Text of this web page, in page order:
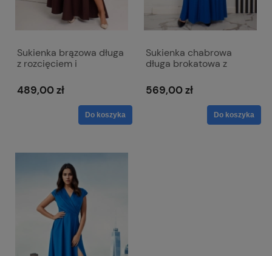
Sukienka brązowa długa
z rozcięciem i
Afrodyta
489,00 zł
Do koszyka
Sukienka chabrowa
długa brokatowa z
rękawem - Alice
569,00 zł
Do koszyka